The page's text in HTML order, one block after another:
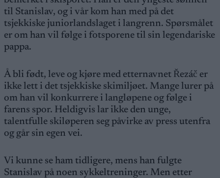
til Stanislav, og i vår kom han med på det
tsjekkiske juniorlandslaget i langrenn. Spørsmålet
er om han vil følge i fotsporene til sin legendariske
pappa.
Å bli født, leve og kjøre med etternavnet Řezáč er
ikke lett i det tsjekkiske skimiljøet. Mange lurer på
om han vil konkurrere i langløpene og følge i
farens spor. Heldigvis lar ikke den unge,
talentfulle skiløperen seg påvirke av press utenfra
og går sin egen vei.
Vi kunne se ham tidligere, mens han fulgte
Stanislav på noen sykkeltreninger. Men etter